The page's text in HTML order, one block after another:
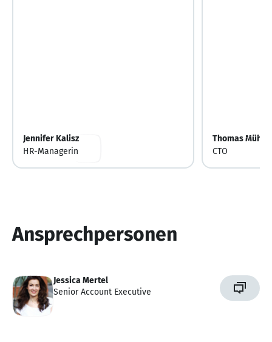
Jennifer Kalisz
HR-Managerin
Thomas
CTO
Ansprechpersonen
Jessica Mertel
Senior Account Executive